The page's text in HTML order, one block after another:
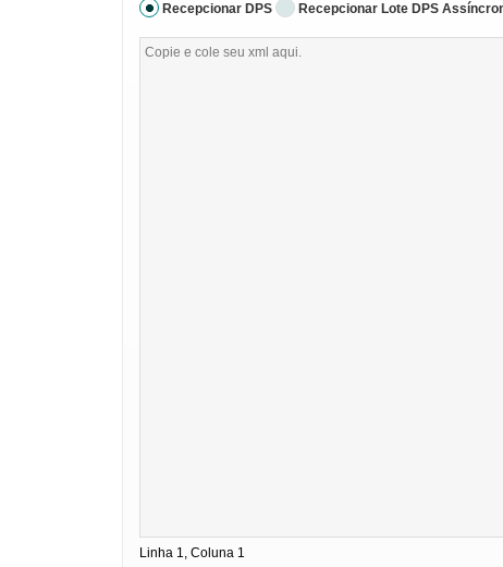
Recepcionar DPS
Recepcionar Lote DPS
Linha 1, Coluna 1